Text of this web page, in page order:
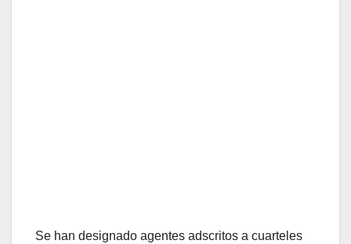
Se han designado agentes adscritos a cuarteles